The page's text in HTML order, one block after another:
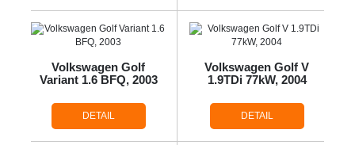
Volkswagen Golf
Variant 1.6 BFQ, 2003
DETAIL
Volkswagen Golf V
1.9TDi 77kW, 2004
DETAIL